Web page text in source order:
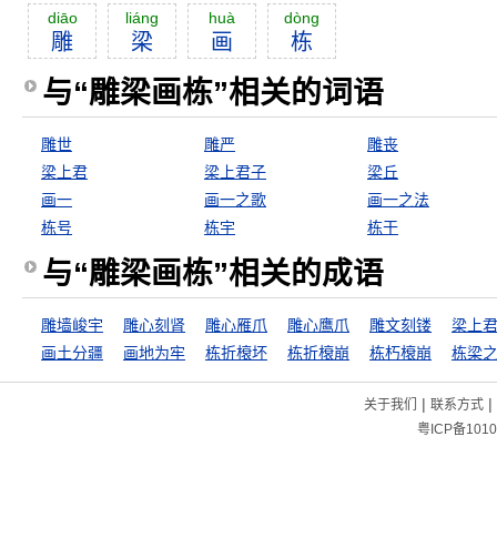
diāo
雕
liáng
梁
huà
画
dòng
栋
与“雕梁画栋”相关的词语
雕世 雕严
雕丧
梁上君
梁上君子
梁丘
画一
画一之歌
画一之法
栋号
栋宇 栋干
与“雕梁画栋”相关的成语
雕墙峻宇 雕心刻肾 雕心雁爪 雕心鹰爪 雕文刻镂
梁上
画土分疆
画地为牢 栋折榱坏 栋折榱崩 栋朽榱崩 栋梁
关于我们 | 联系方式|
粤ICP备